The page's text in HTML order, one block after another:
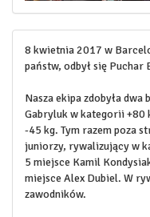
8 kwietnia 2017 w
państw, odbył się
Nasza ekipa zdobyła
Gabryluk w kategorii +80
-45 kg. Tym razem poza
juniorzy, rywalizujący w
5 miejsce Kamil
miejsce Alex Dubiel. W
zawodników.